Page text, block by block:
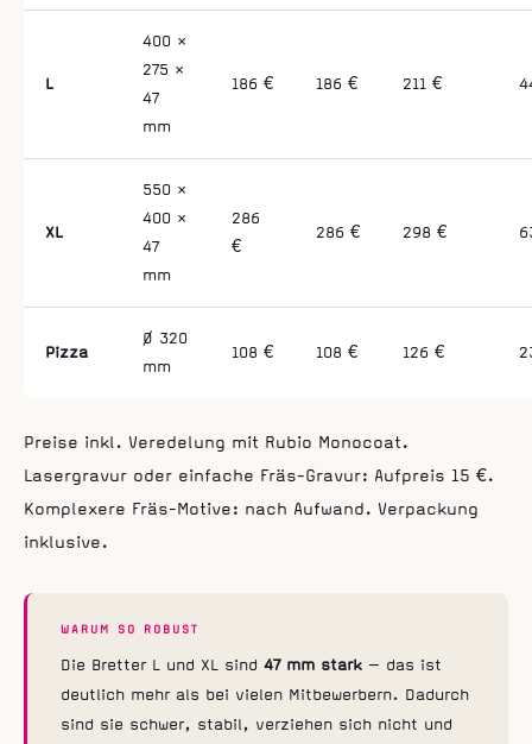
L
400 ×
275 ×
47
mm
186 € 186 € 211 €
XL
550 ×
400 ×
47
mm
286
€
286 € 298 €
Pizza
Ø 320
mm
108 € 108 € 126 €
Preise inkl. Veredelung mit Rubio Monocoat.
Lasergravur oder einfache Fräs-Gravur: Aufpreis 15 €.
Komplexere Fräs-Motive: nach Aufwand. Verpackung
inklusive.
WARUM SO ROBUST
Die Bretter L und XL sind 47 mm stark — das ist
deutlich mehr als bei vielen Mitbewerbern. Dadurch
sind sie schwer, stabil, verziehen sich nicht und